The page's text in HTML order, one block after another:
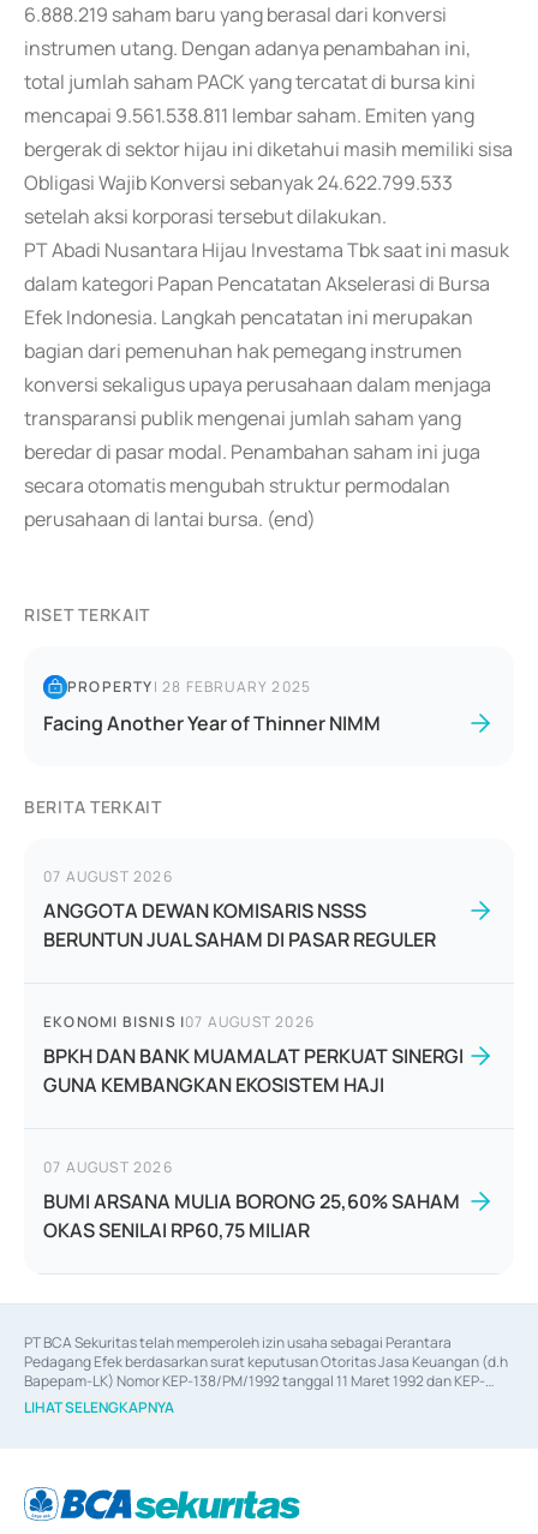
6.888.219 saham baru yang berasal dari konversi
instrumen utang. Dengan adanya penambahan ini,
total jumlah saham PACK yang tercatat di bursa kini
mencapai 9.561.538.811 lembar saham. Emiten yang
bergerak di sektor hijau ini diketahui masih memiliki sisa
Obligasi Wajib Konversi sebanyak 24.622.799.533
setelah aksi korporasi tersebut dilakukan.
PT Abadi Nusantara Hijau Investama Tbk saat ini masuk
dalam kategori Papan Pencatatan Akselerasi di Bursa
Efek Indonesia. Langkah pencatatan ini merupakan
bagian dari pemenuhan hak pemegang instrumen
konversi sekaligus upaya perusahaan dalam menjaga
transparansi publik mengenai jumlah saham yang
beredar di pasar modal. Penambahan saham ini juga
secara otomatis mengubah struktur permodalan
perusahaan di lantai bursa. (end)
RISET TERKAIT
PROPERTY|28 FEBRUARY 2025
Facing Another Year of Thinner NIMM
BERITA TERKAIT
07 AUGUST 2026
ANGGOTA DEWAN KOMISARIS NSSS
BERUNTUN JUAL SAHAM DI PASAR REGULER
EKONOMI BISNIS |07 AUGUST 2026
BPKH DAN BANK MUAMALAT PERKUAT SINERGI
GUNA KEMBANGKAN EKOSISTEM HAJI
07 AUGUST 2026
BUMI ARSANA MULIA BORONG 25,60% SAHAM
OKAS SENILAI RP60,75 MILIAR
PT BCA Sekuritas telah memperoleh izin usaha sebagai Perantara
Pedagang Efek berdasarkan surat keputusan Otoritas Jasa Keuangan (d.h
Bapepam-LK) Nomor KEP-138/PM/1992 tanggal 11 Maret 1992 dan KEP-
06/D.04/2014 tanggal 28 Februari 2014, izin usaha sebagai Penjamin Emisi
Efek berdasarkan surat keputusan Otoritas Jasa Keuangan Nomor KEP-
berdasarkan surat keputusan Otoritas Jasa Keuangan Nomor S-
67/PM.21/2017 tanggal 3 Februari 2017, dan beberapa izin usaha lainnya
LIHAT SELENGKAPNYA